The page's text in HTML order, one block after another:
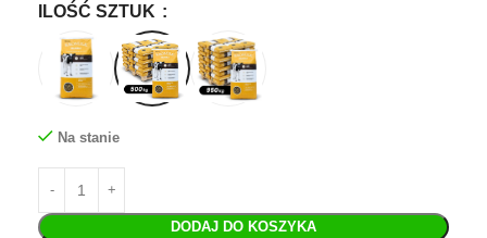
ILOŚĆ SZTUK
Na stanie
DODAJ DO KOSZYKA